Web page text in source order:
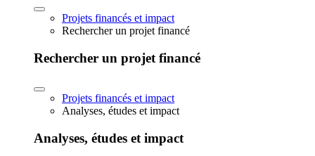
Projets financés et impact
Rechercher un projet financé
Rechercher un projet financé
Projets financés et impact
Analyses, études et impact
Analyses, études et impact